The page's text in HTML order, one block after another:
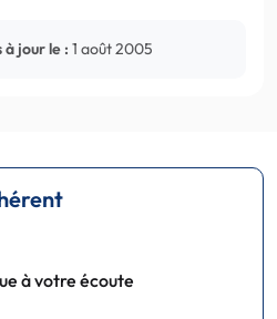
à jour le : 1 août 2005
à votre écoute